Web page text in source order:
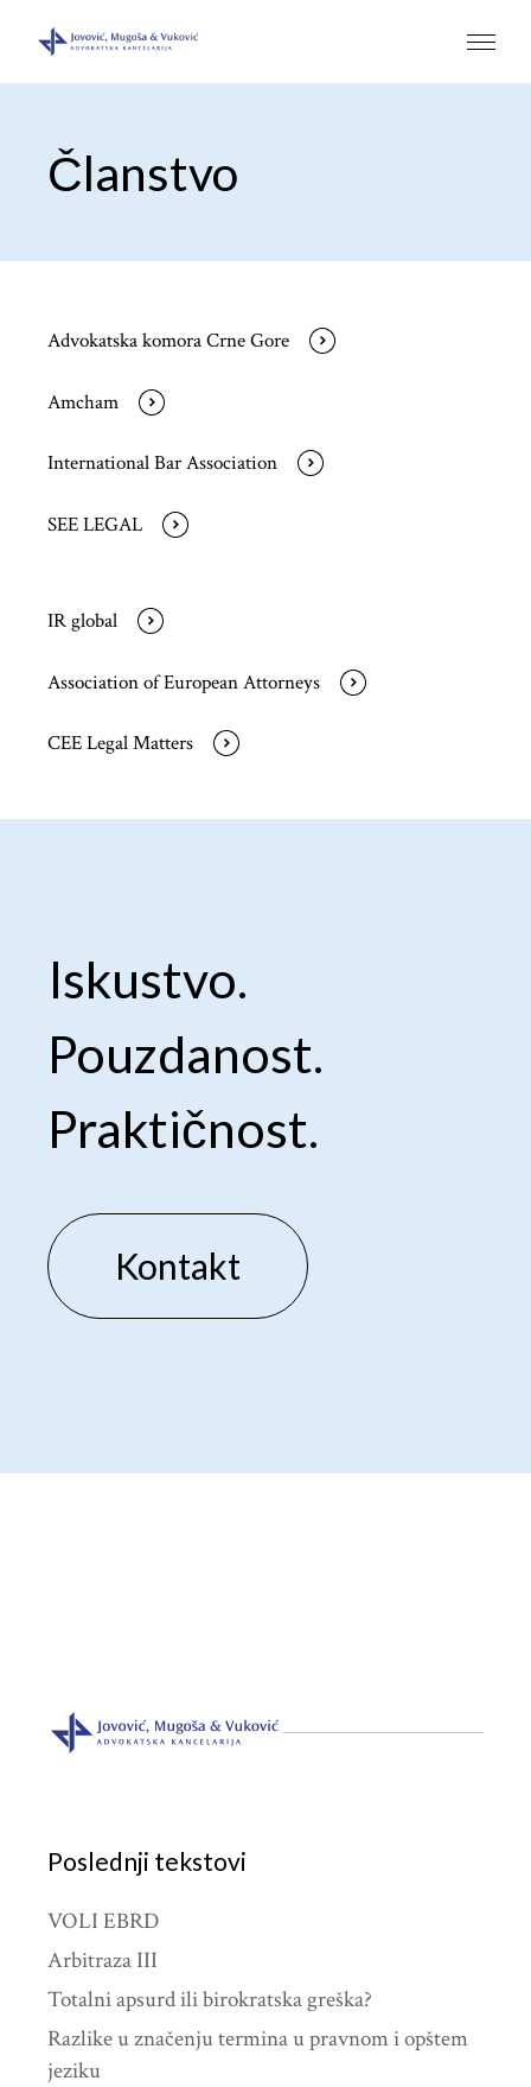
Članstvo
Advokatska komora Crne Gore
Amcham
International Bar Association
SEE LEGAL
IR global
Association of European Attorneys
CEE Legal Matters
Iskustvo.
Pouzdanost.
Praktičnost.
Kontakt
Poslednji tekstovi
VOLI EBRD
Arbitraza III
Totalni apsurd ili birokratska greška?
Razlike u značenju termina u pravnom i opštem
jeziku